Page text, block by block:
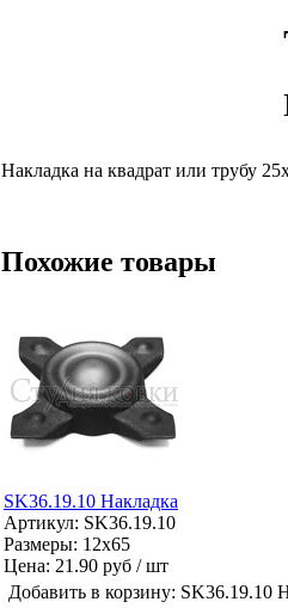
Накладка на квадрат или трубу
Похожие товары
SK36.19.10 Накладка
Артикул: SK36.19.10
Размеры: 12x65
Цена: 21.90 руб / шт
Добавить в корзину: SK36.19.10